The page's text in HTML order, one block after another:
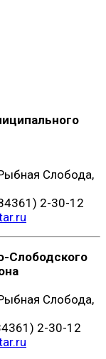
Слобода,
2-30-12
Слободского
Слобода,
2-30-12